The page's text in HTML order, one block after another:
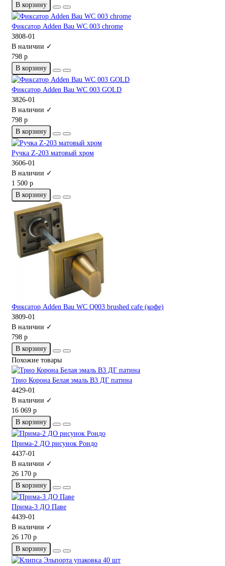
В корзину
Фиксатор Adden Bau WC 003 chrome
3808-01
В наличии ✓
798 р
В корзину
Фиксатор Adden Bau WC 003 GOLD
3826-01
В наличии ✓
798 р
В корзину
Ручка Z-203 матовый хром
3606-01
В наличии ✓
1 500 р
В корзину
Фиксатор Adden Bau WC Q003 brushed cafe (кофе)
3809-01
В наличии ✓
798 р
В корзину
Похожие товары
Трио Корона Белая эмаль В3 ДГ патина
4429-01
В наличии ✓
16 069 р
В корзину
Прима-2 ДО рисунок Рондо
4437-01
В наличии ✓
26 170 р
В корзину
Прима-3 ДО Паве
4439-01
В наличии ✓
26 170 р
В корзину